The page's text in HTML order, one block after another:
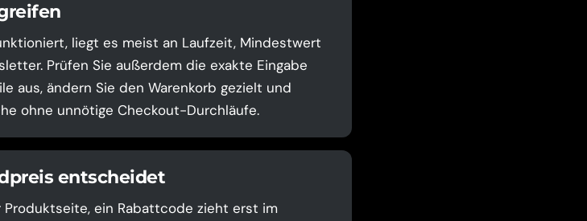
liegt es meist an Laufzeit, Mindestwert
Prüfen Sie außerdem die exakte Eingabe
aus, ändern Sie den Warenkorb gezielt und
ohne unnötige Checkout-Durchläufe.
entscheidet
ein Rabattcode zieht erst im